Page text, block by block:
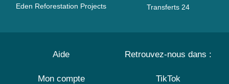
Eden Reforestation Projects
Transferts 24
Aide
Mon compte
Retrouvez-nous dans :
TikTok